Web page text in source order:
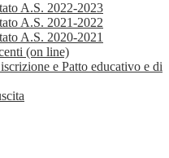
A.S. 2022-2023
A.S. 2021-2022
A.S. 2020-2021
(on line)
e Patto educativo e di